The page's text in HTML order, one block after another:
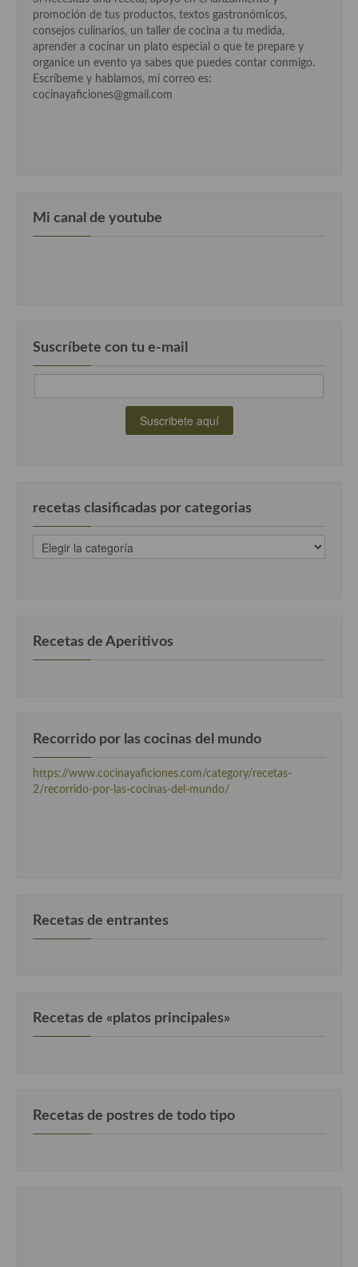
promoción de tus productos, textos gastronómicos,
consejos culinarios, un taller de cocina a tu medida,
aprender a cocinar un plato especial o que te prepare y
organice un evento ya sabes que puedes contar conmigo.
Escríbeme y hablamos, mi correo es:
cocinayaficiones@gmail.com
Mi canal de youtube
Suscríbete con tu e-mail
recetas clasificadas por categorias
recetas
clasificadas
Recetas de Aperitivos
Recorrido por las cocinas del mundo
https://www.cocinayaficiones.com/category/recetas-
2/recorrido-por-las-cocinas-del-mundo/
Recetas de entrantes
Recetas de «platos principales»
Recetas de postres de todo tipo